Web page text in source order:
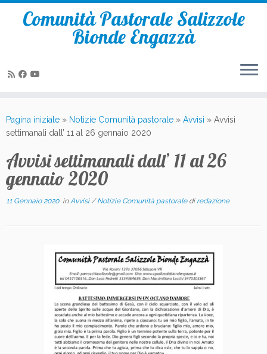
contenuto
Comunità Pastorale Salizzole
Bionde Engazzà
Pagina iniziale » Notizie Comunità pastorale » Avvisi » Avvisi
settimanali dall’ 11 al 26 gennaio 2020
Avvisi settimanali dall’ 11 al 26
gennaio 2020
11 Gennaio 2020inAvvisi/Notizie Comunità pastorale di redazione